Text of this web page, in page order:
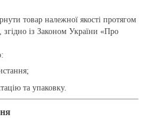
товар належної якості протягом
із Законом України «Про
та упаковку.